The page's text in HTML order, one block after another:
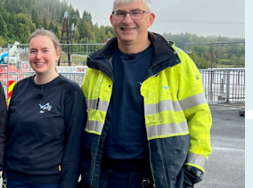
nye serie Spenningens helter.
for at Norge har strøm – fra
gjennom strømnettet.